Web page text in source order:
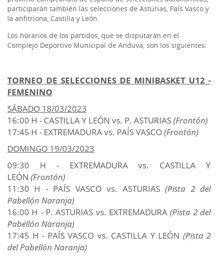
participarán también las selecciones de Asturias, País Vasco y
la anfitriona, Castilla y León.
Los horarios de los partidos, que se disputarán en el
Complejo Deportivo Municipal de Anduva, son los siguientes:
TORNEO DE SELECCIONES DE MINIBASKET U12 -
FEMENINO
SÁBADO 18/03/2023
16:00 H - CASTILLA Y LEÓN vs. P. ASTURIAS(Frontón)
17:45 H - EXTREMADURA vs. PAÍS VASCO(Frontón)
DOMINGO 19/03/2023
09:30 H - EXTREMADURA vs. CASTILLA Y
LEÓN (Frontón)
11:30 H - PAÍS VASCO vs. ASTURIAS (Pista 2 del
Pabellón Naranja)
16:00 H - P. ASTURIAS vs. EXTREMADURA (Pista 2 del
Pabellón Naranja)
17:45 H - PAÍS VASCO vs. CASTILLA Y LEÓN (Pista 2
del Pabellón Naranja)